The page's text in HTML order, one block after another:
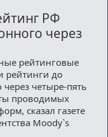
РФ
через
рейтинговые
рейтинги до
четыре-пять
проводимых
сказал газете
Moody`s